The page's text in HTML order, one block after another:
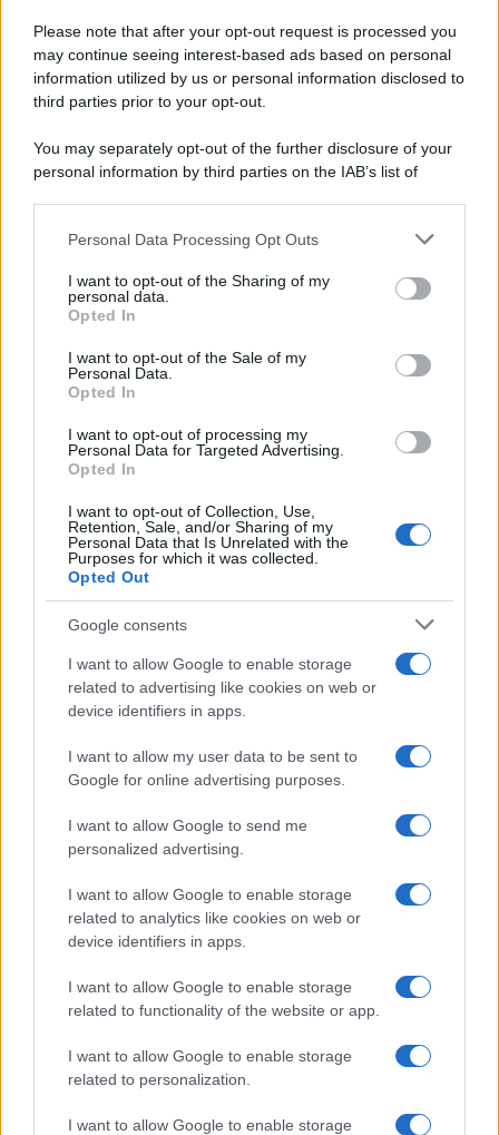
Please note that after your opt-out request is processed you
may continue seeing interest-based ads based on personal
information utilized by us or personal information disclosed to
third parties prior to your opt-out.
You may separately opt-out of the further disclosure of your
personal information by third parties on the IAB’s list of
This information may also be disclosed by us to third parties
disclose it to other third parties.
Please note that this website/app uses one or more Google
services and may gather and store information including but
not limited to your visit or usage behaviour. You may click to
grant or deny consent to Google and its third-party tags to
consent section.
Personal Data Processing Opt Outs
I want to opt-out of the Sharing of my
personal data.
Opted In
I want to opt-out of the Sale of my
Personal Data.
Opted In
I want to opt-out of processing my
Personal Data for Targeted Advertising.
Opted In
I want to opt-out of Collection, Use,
Retention, Sale, and/or Sharing of my
Personal Data that Is Unrelated with the
Purposes for which it was collected.
Opted Out
Google consents
I want to allow Google to enable storage
related to advertising like cookies on web or
device identifiers in apps.
I want to allow my user data to be sent to
Google for online advertising purposes.
I want to allow Google to send me
personalized advertising.
I want to allow Google to enable storage
related to analytics like cookies on web or
device identifiers in apps.
I want to allow Google to enable storage
related to functionality of the website or app.
I want to allow Google to enable storage
related to personalization.
I want to allow Google to enable storage
E-mail
FRASI
Frasi celebri
Frasi da condividere
Poesie
Frasi dei film
Frasi film più lette
Incipit dei film
Film più cercati
Frasi sul cinema
SERVIZI
Mappa del sito
Cookie Policy
Frasi suddivise per tema
Indice degli autori
Aforismi .meglio.it è l'archivio web dedicato a frasi,